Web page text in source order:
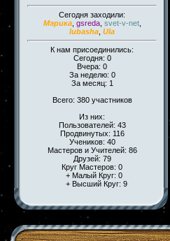
Сегодня заходили:
Мэрика, gsreda, svet-v-net,
lubasha Ula
К нам присоединились:
Сегодня: 0
Вчера: 0
За неделю: 0
За месяц: 1
Всего: 380 участников
Из них:
Пользователей: 43
Продвинутых: 116
Учеников: 40
Мастеров и Учителей: 86
Друзей: 79
Круг Мастеров: 0
+ Малый Круг: 0
+ Высший Круг: 9